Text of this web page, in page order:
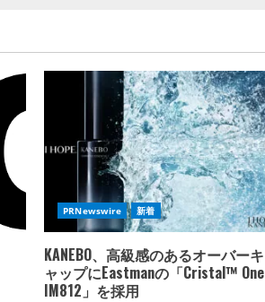
PRNewswire 新着
KANEBO、高級感のあるオーバーキ
ャップにEastmanの「Cristal™ One
IM812」を採用